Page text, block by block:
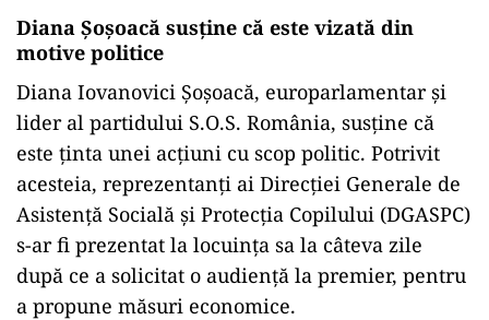
Diana Șoșoacă susține că este vizată din
motive politice
Diana Iovanovici Șoșoacă, europarlamentar și
lider al partidului S.O.S. România, susține că
este ținta unei acțiuni cu scop politic. Potrivit
acesteia, reprezentanți ai Direcției Generale de
Asistență Socială și Protecția Copilului (DGASPC)
s-ar fi prezentat la locuința sa la câteva zile
după ce a solicitat o audiență la premier, pentru
a propune măsuri economice.